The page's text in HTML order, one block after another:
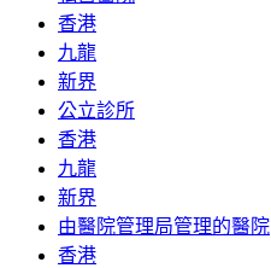
香港
九龍
新界
公立診所
香港
九龍
新界
由醫院管理局管理的醫院
香港